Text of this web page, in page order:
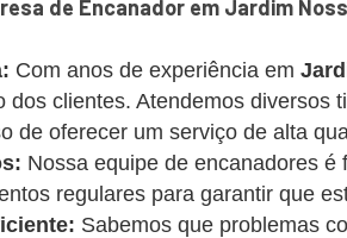
de Encanador em Jardim
Com anos de experiência em
dos clientes. Atendemos
de oferecer um serviço de alta
Nossa equipe de encanadores
regulares para garantir que
Sabemos que problemas